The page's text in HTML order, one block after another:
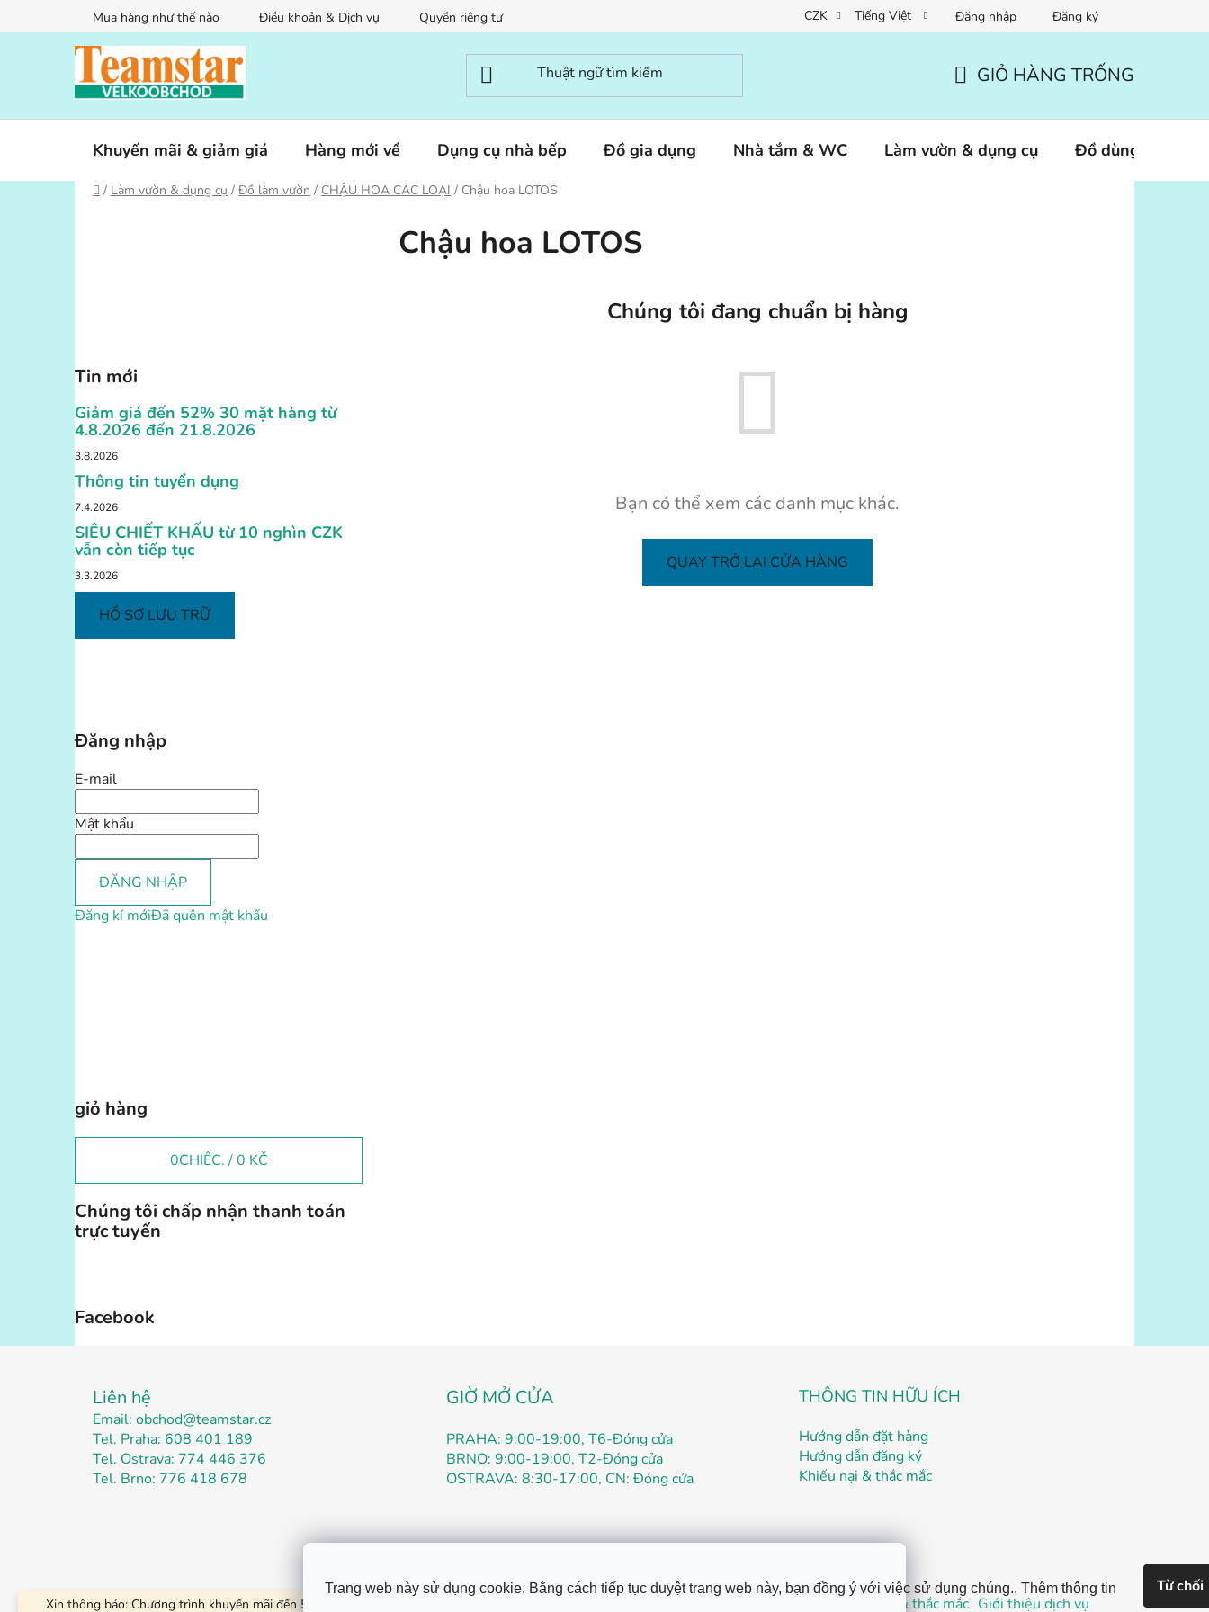
Trang web này sử dụng cookie. Bằng cách tiếp tục duyệt trang web này, bạn đồng ý với việc sử dụng chúng.. Thêm thông tin Từ chối
qua
Xin thông báo: Chương trình khuyến mãi đến 52% đặc biệt dành
Mua hàng như thế nào Điều khoản & Dịch vụ Quyền riêng tư CZK Tiếng Việt Đăng nhập Đăng ký
HÀNG
GIỎ HÀNG TRỐNG
Khuyến mãi & giảm giá Hàng mới về Dụng cụ nhà bếp Đồ gia dụng Nhà tắm & WC Làm vườn & dụng cụ Đồ dùng thú
Trang
/ Làm vườn & dụng cụ / Đồ làm vườn / CHẬU HOA CÁC LOẠI / Chậu hoa LOTOS
n
Tin mới
Giảm giá đến 52% 30 mặt hàng từ
4.8.2026 đến 21.8.2026
3.8.2026
Thông tin tuyển dụng
7.4.2026
SIÊU CHIẾT KHẤU từ 10 nghìn CZK
vẫn còn tiếp tục
3.3.2026
HỒ SƠ LƯU TRỮ
Đăng nhập
E-mail
Mật khẩu
ĐĂNG NHẬP
Đăng kí mớiĐã quên mật khẩu
giỏ hàng
0CHIẾC. /0 KČ
Chúng tôi chấp nhận thanh toán
trực tuyến
Facebook
Chậu hoa LOTOS
Chúng tôi đang chuẩn bị hàng
Bạn có thể xem các danh mục khác.
QUAY TRỞ LẠI CỬA HÀNG
Liên hệ
Email: obchod@teamstar.cz
Tel. Praha: 608 401 189
Tel. Ostrava: 774 446 376
Tel. Brno: 776 418 678
GIỜ MỞ CỬA
PRAHA: 9:00-19:00, T6-Đóng cửa
BRNO: 9:00-19:00, T2-Đóng cửa
OSTRAVA: 8:30-17:00, CN: Đóng cửa
THÔNG TIN HỮU ÍCH
Hướng dẫn đặt hàng
Hướng dẫn đăng ký
Khiếu nại & thắc mắc
Điều khoản Quyền riêng tư Liên hệ Khiếu nại & thắc mắc Giới thiệu dịch vụ